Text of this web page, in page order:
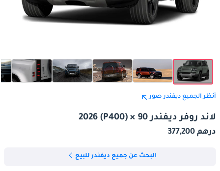
أنظر الجميع ديفندر صور
لاند روفر ديفندر 90 × (P400) 2026
درهم 377,200
البحث عن جميع ديفندر للبيع